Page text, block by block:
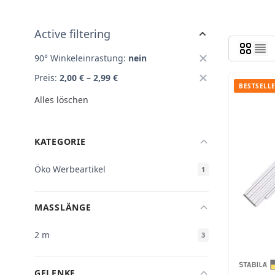
Active filtering
90° Winkeleinrastung: nein
Preis: 2,00 € – 2,99 €
Alles löschen
KATEGORIE
Öko Werbeartikel 1
MASSLÄNGE
2 m 3